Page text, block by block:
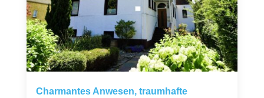
Charmantes Anwesen, traumhafte